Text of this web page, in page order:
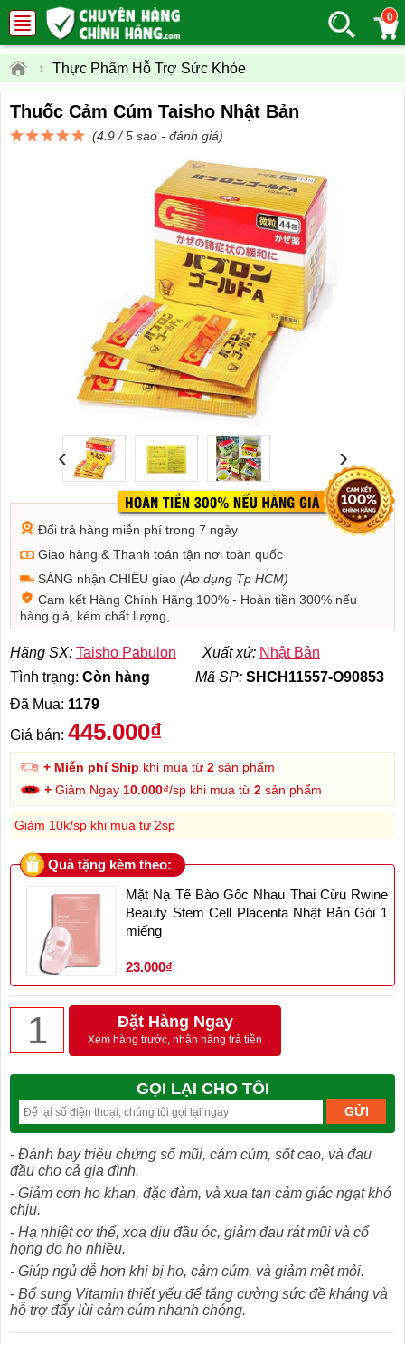
0
› Thực Phẩm Hỗ Trợ Sức Khỏe
Thuốc Cảm Cúm Taisho Nhật Bản
(4.9 / 5 sao - đánh giá)
‹ ›
Đổi trả hàng miễn phí trong 7 ngày
Giao hàng & Thanh toán tận nơi toàn quốc
SÁNG nhận CHIỀU giao (Áp dụng Tp HCM)
Cam kết Hàng Chính Hãng 100% - Hoàn tiền 300% nếu
hàng giả, kém chất lượng, ...
Hãng SX: Taisho Pabulon Xuất xứ: Nhật Bản
Tình trạng: Còn hàng Mã SP: SHCH11557-O90853
Đã Mua: 1179
Giá bán: 445.000₫
+ Miễn phí Ship khi mua từ 2 sản phẩm
+ Giảm Ngay 10.000₫/sp khi mua từ2 sản phẩm
Giảm 10k/sp khi mua từ 2sp
Quà tặng kèm theo:
Mặt Nạ Tế Bào Gốc Nhau Thai Cừu Rwine
Beauty Stem Cell Placenta Nhật Bản Gói 1
miếng
23.000₫
Đặt Hàng Ngay
Xem hàng trước, nhận hàng trả tiền
GỌI LẠI CHO TÔI
- Đánh bay triệu chứng sổ mũi, cảm cúm, sốt cao, và đau
đầu cho cả gia đình.
- Giảm cơn ho khan, đặc đàm, và xua tan cảm giác ngạt khó
chịu.
- Hạ nhiệt cơ thể, xoa dịu đầu óc, giảm đau rát mũi và cổ
họng do ho nhiều.
- Giúp ngủ dễ hơn khi bị ho, cảm cúm, và giảm mệt mỏi.
- Bổ sung Vitamin thiết yếu để tăng cường sức đề kháng và
hỗ trợ đẩy lùi cảm cúm nhanh chóng.